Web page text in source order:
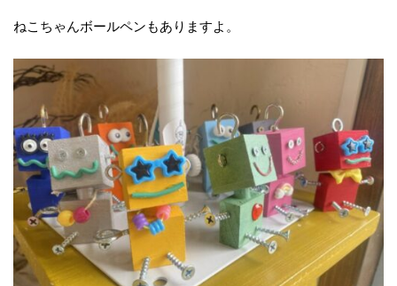
ねこちゃんボールペンもありますよ。